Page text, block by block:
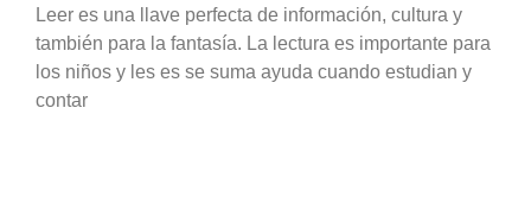
Leer es una llave perfecta de información, cultura y
también para la fantasía. La lectura es importante para
los niños y les es se suma ayuda cuando estudian y
contar